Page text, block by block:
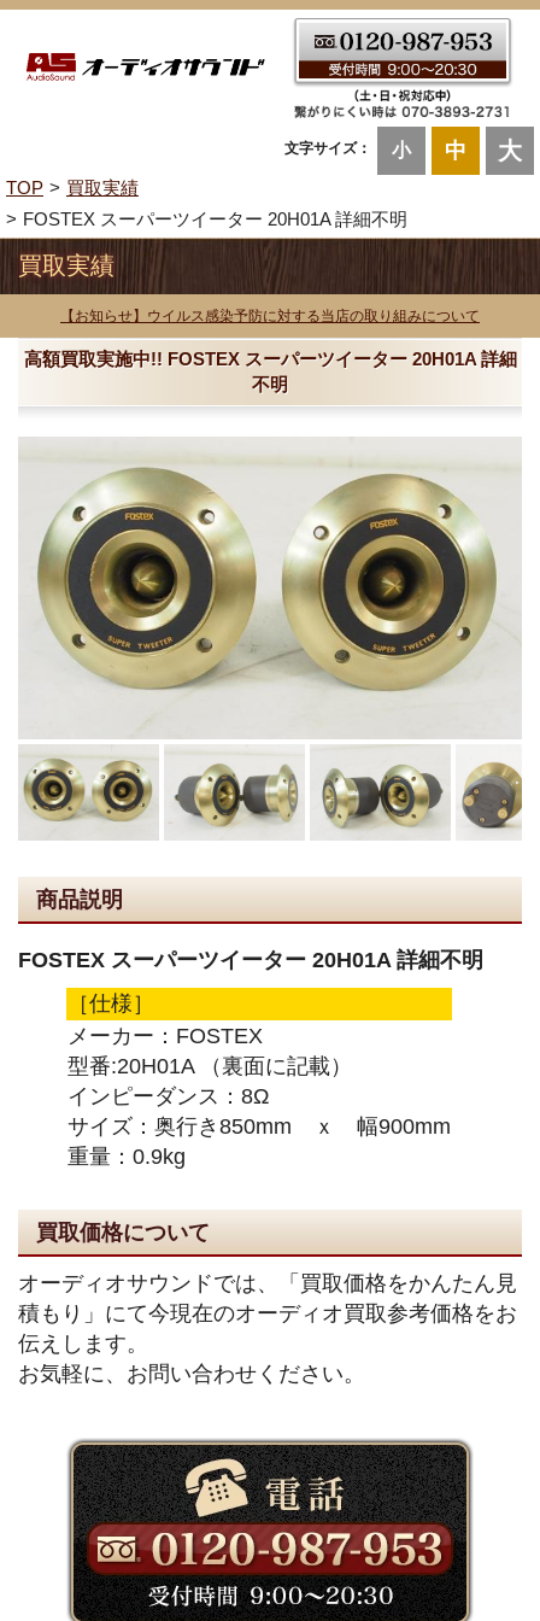
文字サイズ： 小 中 大
TOP
買取実績
FOSTEX スーパーツイーター 20H01A 詳細不明
買取実績
【お知らせ】ウイルス感染予防に対する当店の取り組みについて
高額買取実施中!! FOSTEX スーパーツイーター 20H01A 詳細
不明
商品説明
FOSTEX スーパーツイーター 20H01A 詳細不明
［仕様］
メーカー：FOSTEX
型番:20H01A （裏面に記載）
インピーダンス：8Ω
サイズ：奥行き850mm ｘ 幅900mm
重量：0.9kg
買取価格について
オーディオサウンドでは、「買取価格をかんたん見
積もり」にて今現在のオーディオ買取参考価格をお
伝えします。
お気軽に、お問い合わせください。